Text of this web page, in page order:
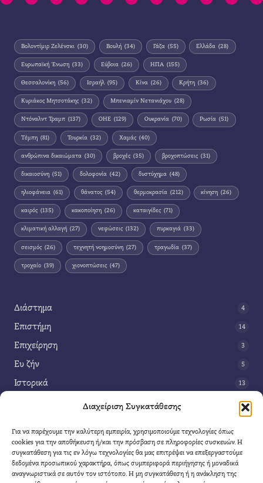
Διαχείριση Συγκατάθεσης
Για να παρέχουμε την καλύτερη εμπειρία, χρησιμοποιούμε τεχνολογίες όπως
cookies για την αποθήκευση ή/και την πρόσβαση σε πληροφορίες συσκευών. Η
συγκατάθεση για τις εν λόγω τεχνολογίες θα μας επιτρέψει να επεξεργαστούμε
δεδομένα προσωπικού χαρακτήρα, όπως συμπεριφορά περιήγησης ή μοναδικά
αναγνωριστικά σε αυτόν τον ιστότοπο. Η μη συγκατάθεση ή η ανάκληση της
Βολοντίμιρ Ζελένσκι (30) Βουλή (34) Γάζα (55) Ελλάδα (28)
Ευρωπαϊκή Ένωση (33) Εύβοια (26) ΗΠΑ (155)
Θεσσαλονίκη (56) Ισραήλ (95) Κίνα (26) Κρήτη (36)
Κυριάκος Μητσοτάκης (32) Μπενιαμίν Νετανιάχου (28)
Ντόναλντ Τραμπ (137) ΟΗΕ (129) Ουκρανία (70) Ρωσία (51)
Τέμπη (81) Τουρκία (32) Χαμάς (40)
ανθρώπινα δικαιώματα (30) βροχές (35) βροχοπτώσεις (31)
δικαιοσύνη (51) δολοφονία (42) δυστύχημα (48)
ηλιοφάνεια (61) θάνατος (54) θερμοκρασία (212) κίνηση (26)
καιρός (135) κακοποίηση (26) καταιγίδες (71)
κλιματική αλλαγή (27) νεφώσεις (132) πυρκαγιά (33)
σεισμός (26) τεχνητή νοημοσύνη (27) τραγωδία (37)
τροχαίο (39) χιονοπτώσεις (47)
Διάστημα 4
Επιστήμη 14
Επιχείρηση 3
Ευ ζήν 5
Ιστορικά 13
42
Τέχνη 3
Τεχνολογία
Υγεία